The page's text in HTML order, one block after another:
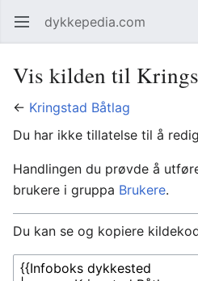
Åpne hovedmenyen dykkepedia.com
Vis kilden til
← Kringstad Båtlag
Du har ikke tillatelse til å
Handlingen du prøvde å
brukere i gruppa Brukere.
Du kan se og kopiere